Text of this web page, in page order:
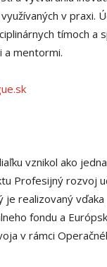
v praxi.
tímoch a
a mentormi.
vznikol ako
Profesijný rozvoj
je realizovaný
fondu a
v rámci